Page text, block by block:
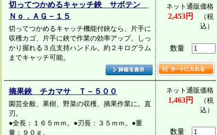
切ってつかめるキャッチ鋏 サボテン
Ｎｏ．ＡＧ－１５
切ってつかめるキャッチ機能付鋏なら、片手に
収穫カゴ、片手に鋏で作業の効率アップ。しっ
かり握れる３点支持ハンドル。約２キログラム
までキャッチ可能。
ネット通販価格
2,453円
（税
込）
数量
摘果鋏 チカマサ Ｔ－５００
園芸全般、果樹、野菜の収穫、摘果作業に。直
刃。
●全長：１６５ｍｍ。●刃長：３５ｍｍ。●重
量：９０ｇ。
ネット通販価格
1,463円
（税
込）
数量